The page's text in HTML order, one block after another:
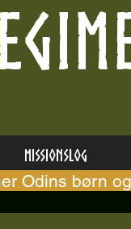
Missionslog
Odins børn